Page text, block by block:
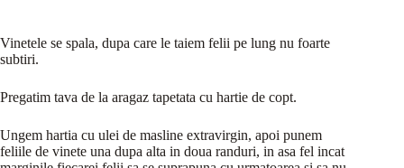
Vinetele se spala, dupa care le taiem felii pe lung nu foarte
subtiri.
Pregatim tava de la aragaz tapetata cu hartie de copt.
Ungem hartia cu ulei de masline extravirgin, apoi punem
feliile de vinete una dupa alta in doua randuri, in asa fel incat